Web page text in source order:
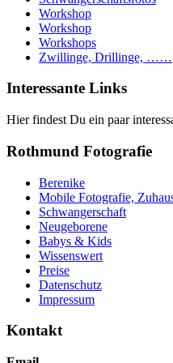
Workshop
Workshop
Workshops
Zwillinge, Drillinge, ……
Interessante Links
Hier findest Du ein paar
Rothmund Fotografie
Berenike
Mobile Fotografie,
Schwangerschaft
Neugeborene
Babys & Kids
Wissenswert
Preise
Datenschutz
Impressum
Kontakt